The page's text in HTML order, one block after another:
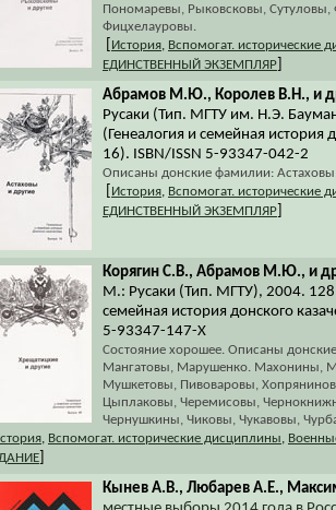
Пономаревы, Рыковсковы,
Фицхелауровы.
История, Вспомогат. исторические
ЕДИНСТВЕННЫЙ ЭКЗЕМПЛЯР
Абрамов М.Ю., Королев В.Н., и
Русаки (Тип. МГТУ им. Н.Э.
(Генеалогия и семейная история
16). ISBN/ISSN 5-93347-042-2
Описаны донские фамилии:
История, Вспомогат. исторические
ЕДИНСТВЕННЫЙ ЭКЗЕМПЛЯР
Корягин С.В., Абрамов М.Ю., и
М.: Русаки (Тип. МГТУ), 2004. 128
семейная история донского
5-93347-147-X
Состояние хорошее. Описаны
Мангатовы, Марушенко. Махонины,
Мушкетовы, Пивоваровы,
Цыплаковы, Черемисовы,
Чернушкины, Чиковы, Чукавовы,
, Вспомогат. исторические дисциплины,
Кынев А.В., Любарев А.Е.,